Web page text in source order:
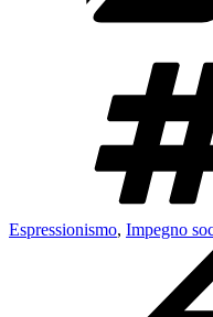
Espressionismo, Impegno